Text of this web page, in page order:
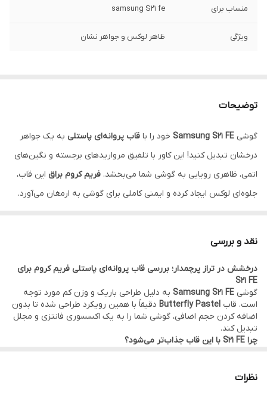
منساب برای samsung S21 fe
ویژگی ظاهر لوکس و جواهر نشان
توضیحات
گوشی Samsung S21 FE خود را با قاب پروانه‌ای پاستلی به یک جواهر
درخشان تبدیل کنید! این کاور با تلفیق مرواریدهای برجسته و نگین‌های
اتمی، ظاهری رویایی به گوشی شما می‌بخشد. فریم کروم براق این قاب،
جلوه‌ای لوکس ایجاد کرده و ایمنی کاملی برای گوشی به ارمغان می‌آورد.
نقد و بررسی
درخشش در تراز پرچمدار؛ بررسی قاب پروانه‌ای پاستلی فریم کروم برای
S21 FE
گوشی Samsung S21 FE به دلیل طراحی باریک و وزن کم مورد توجه
است. قاب Butterfly Pastel دقیقاً با همین رویکرد طراحی شده تا بدون
اضافه کردن حجم اضافی، گوشی شما را به یک اکسسوری فانتزی و مجلل
تبدیل کند.
چرا S21 FE با این قاب جذاب‌تر می‌شود؟
چندبعدی و بسیار شیک ایجاد می‌کنند.
نظرات